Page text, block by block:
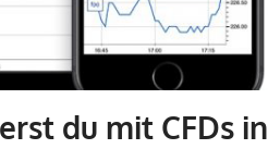
du mit CFDs in